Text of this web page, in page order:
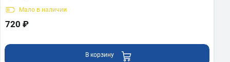
Мало в наличии
720 ₽
В корзину